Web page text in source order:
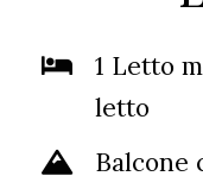
1 Letto
letto
Balcone